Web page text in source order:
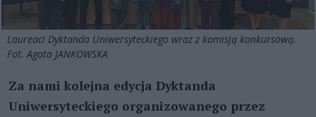
Laureaci Dyktanda Uniwersyteckiego wraz z komisją konkursową.
Fot. Agata JANKOWSKA
Za nami kolejna edycja Dyktanda
Uniwersyteckiego organizowanego przez